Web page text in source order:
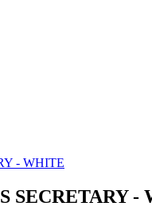
- WHITE
SECRETARY -